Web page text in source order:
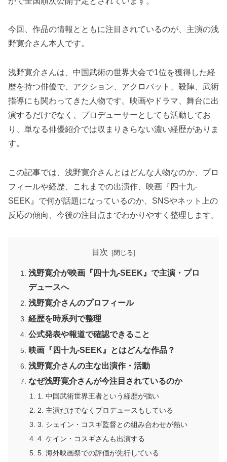
今回、作品の情報とともに注目されているのが、主演の浅
野寛介さん本人です。
浅野寛介さんは、中国武術の世界大会で1位を獲得した経
歴を持つ俳優で、アクション、アクロバット、殺陣、武術
指導にも関わってきた人物です。映画やドラマ、舞台に出
演するだけでなく、プロデューサーとしても活動してお
り、単なる俳優紹介では収まりきらない濃い経歴がありま
す。
この記事では、浅野寛介さんとはどんな人物なのか、プロ
フィールや経歴、これまでの出演作、映画『四十九-
SEEK』で何が話題になっているのか、SNSやネット上の
反応の傾向、今後の注目点までわかりやすく整理します。
目次
浅野寛介が映画『四十九-SEEK』で主演・プロ
デュースへ
浅野寛介さんのプロフィール
経歴を時系列で整理
公式発表や報道で確認できること
映画『四十九-SEEK』とはどんな作品？
浅野寛介さんの主な出演作・活動
なぜ浅野寛介さんが今注目されているのか
1. 中国武術世界王者という経歴が強い
2. 主演だけでなくプロデュースもしている
3. シェイン・コスギ監督との組み合わせが熱い
4. ケイン・コスギさんも出演する
5. 海外映画祭での評価が先行している